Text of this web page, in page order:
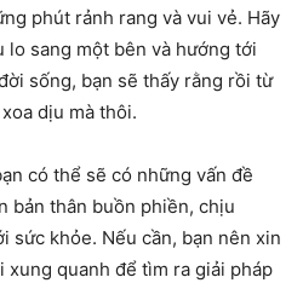
phút rảnh rang và vui vẻ. Hãy
lo sang một bên và hướng tới
sống, bạn sẽ thấy rằng rồi từ
dịu mà thôi.
có thể sẽ có những vấn đề
bản thân buồn phiền, chịu
sức khỏe. Nếu cần, bạn nên xin
quanh để tìm ra giải pháp